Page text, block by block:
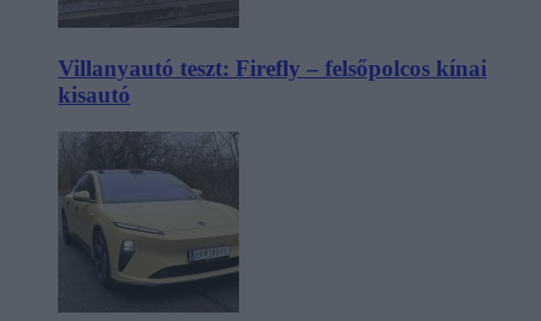
Villanyautó teszt: Firefly – felsőpolcos kínai
kisautó